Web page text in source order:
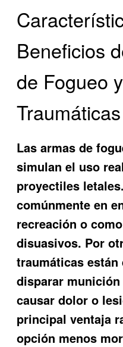
Beneficios
de Fogueo
Traumáticas
Las armas de
simulan el uso
proyectiles
comúnmente en
recreación o
disuasivos. Por
traumáticas están
disparar
causar dolor o
principal ventaja
opción menos